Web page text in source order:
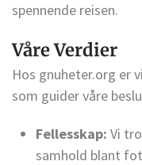
spennende reisen.
Våre Verdier
Hos gnuheter.org er
som guider våre
Fellesskap: Vi
samhold blant